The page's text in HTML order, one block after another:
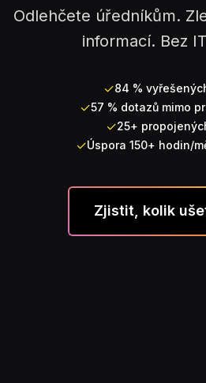
Odlehčete úředníkům.
informací. Bez
✓84 %
✓57 % dotazů mimo
✓25+
✓Úspora 150+ hodin/
Zjistit, kolik